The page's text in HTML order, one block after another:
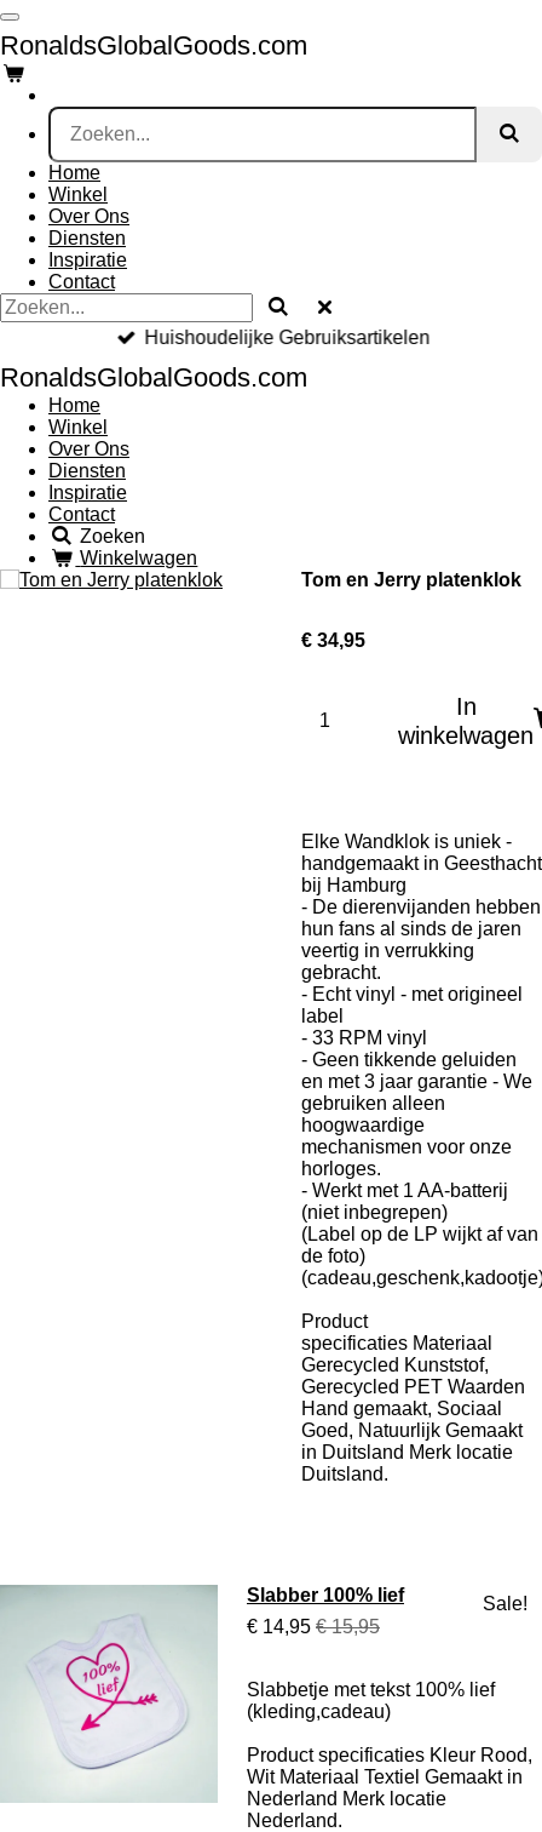
Ga
direct
naar
de
hoofdinhoud
RonaldsGlobalGoods.com
Home
Winkel
Over Ons
Diensten
Inspiratie
Contact
Huishoudelijke Gebruiksartikelen
RonaldsGlobalGoods.com
Home
Winkel
Over Ons
Diensten
Inspiratie
Contact
Zoeken
Winkelwagen
Tom en Jerry platenklok
€ 34,95
In
winkelwagen
Elke Wandklok is uniek -
handgemaakt in Geesthacht
bij Hamburg
- De dierenvijanden hebben
hun fans al sinds de jaren
veertig in verrukking
gebracht.
- Echt vinyl - met origineel
label​
- 33 RPM vinyl
- Geen tikkende geluiden
en met 3 jaar garantie - We
gebruiken alleen
hoogwaardige
mechanismen voor onze
horloges.
- Werkt met 1 AA-batterij
(niet inbegrepen)
(Label op de LP wijkt af van
de foto)
Product
specificaties Materiaal
Gerecycled Kunststof,
Gerecycled PET Waarden
Hand gemaakt, Sociaal
Goed, Natuurlijk Gemaakt
in Duitsland Merk locatie
Duitsland.
Sale!
Slabber 100% lief
€ 14,95 € 15,95
Slabbetje met tekst 100% lief
(kleding,cadeau)
Product specificaties Kleur Rood,
Wit Materiaal Textiel Gemaakt in
Nederland Merk locatie
Nederland.